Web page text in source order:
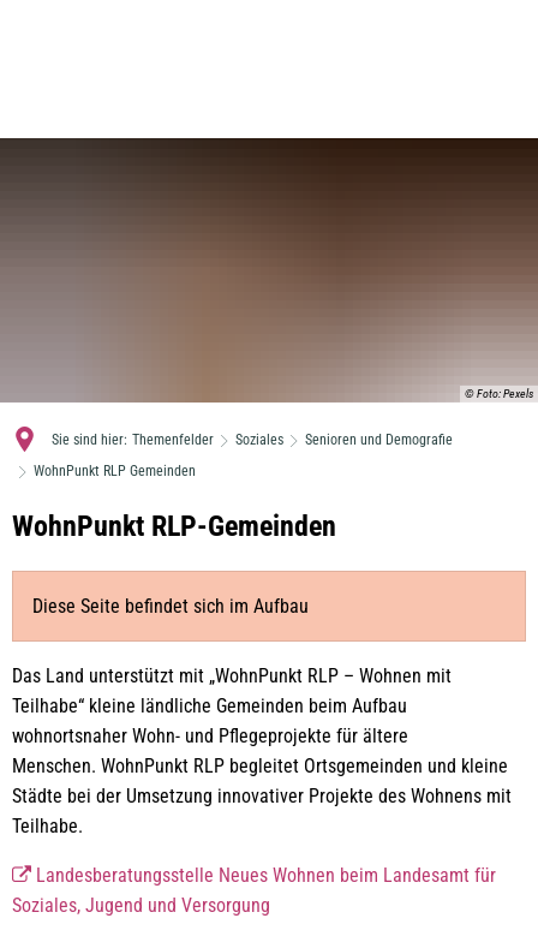
© Foto: Pexels
Sie sind hier: Themenfelder Soziales
Senioren und Demografie
WohnPunkt RLP Gemeinden
WohnPunkt
RLP
Gemeinden
WohnPunkt RLP-Gemeinden
Diese Seite befindet sich im Aufbau
Das Land unterstützt mit „WohnPunkt RLP – Wohnen mit
Teilhabe“ kleine ländliche Gemeinden beim Aufbau
wohnortsnaher Wohn- und Pflegeprojekte für ältere
Menschen. WohnPunkt RLP begleitet Ortsgemeinden und kleine
Städte bei der Umsetzung innovativer Projekte des Wohnens mit
Teilhabe.
Landesberatungsstelle Neues Wohnen beim Landesamt für
Soziales, Jugend und Versorgung